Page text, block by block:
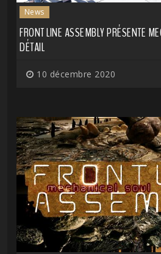
News
FRONT LINE ASSEMBLY PRÉSENTE
DÉTAIL
10 décembre 2020